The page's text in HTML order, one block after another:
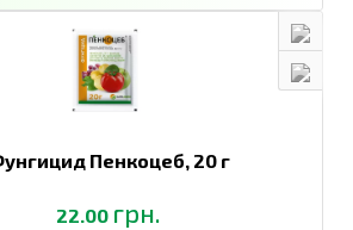
Пенкоцеб, 20 г
22.00 грн.